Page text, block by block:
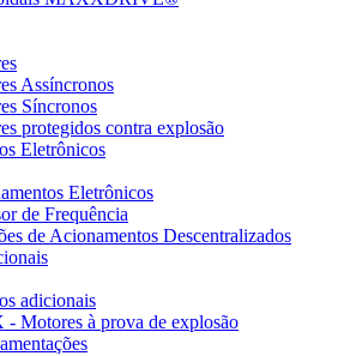
Assíncronos
Síncronos
protegidos contra explosão
Eletrônicos
Eletrônicos
de Frequência
de Acionamentos Descentralizados
adicionais
- Motores à prova de explosão